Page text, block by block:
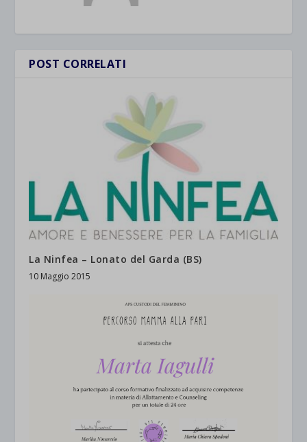
POST CORRELATI
La Ninfea – Lonato del Garda (BS)
10 Maggio 2015